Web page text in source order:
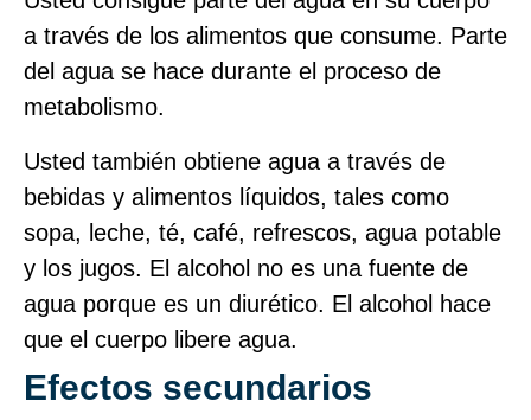
a través de los alimentos que consume. Parte
del agua se hace durante el proceso de
metabolismo.
Usted también obtiene agua a través de
bebidas y alimentos líquidos, tales como
sopa, leche, té, café, refrescos, agua potable
y los jugos. El alcohol no es una fuente de
agua porque es un diurético. El alcohol hace
que el cuerpo libere agua.
Efectos secundarios